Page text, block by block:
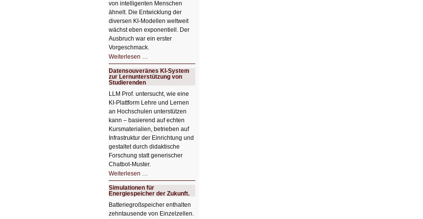
von intelligenten Menschen
ähnelt. Die Entwicklung der
diversen KI-Modellen weltweit
wächst eben exponentiell. Der
Ausbruch war ein erster
Vorgeschmack.
Weiterlesen …
Der
Ausbruch
der
KI
Datensouveränes KI-System
zur Lernunterstützung von
Studierenden
LLM Prof. untersucht, wie eine
KI‑Plattform Lehre und Lernen
an Hochschulen unterstützen
kann – basierend auf echten
Kursmaterialien, betrieben auf
Infrastruktur der Einrichtung und
gestaltet durch didaktische
Forschung statt generischer
Chatbot‑Muster.
Weiterlesen …
KI-
System
zur
Lernunterstützung
von
Studierenden
Simulationen für
Energiespeicher der Zukunft.
Batteriegroßspeicher enthalten
zehntausende von Einzelzellen.